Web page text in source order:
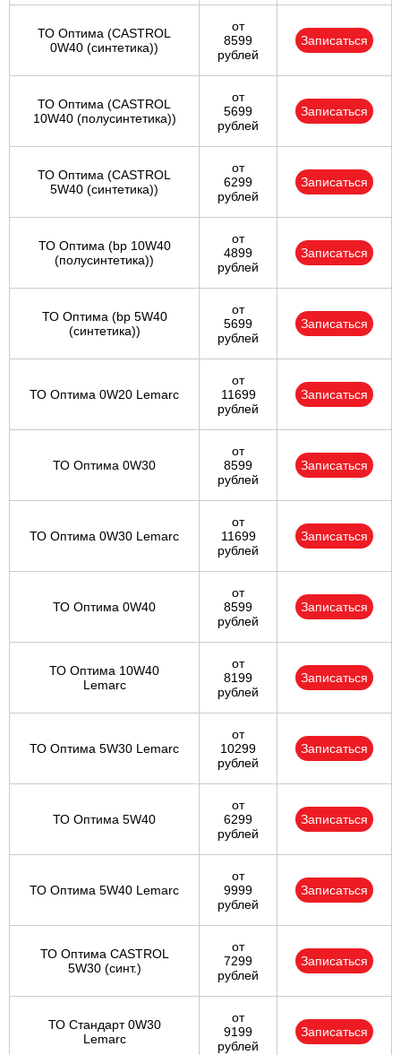
ТО Оптима (CASTROL
0W40 (синтетика))
от
8599
рублей
Записаться
ТО Оптима (CASTROL
10W40 (полусинтетика))
от
5699
рублей
Записаться
ТО Оптима (CASTROL
5W40 (синтетика))
от
6299
рублей
Записаться
ТО Оптима (bp 10W40
(полусинтетика))
от
4899
рублей
Записаться
ТО Оптима (bp 5W40
(синтетика))
от
5699
рублей
Записаться
ТО Оптима 0W20 Lemarc
от
11699
рублей
Записаться
ТО Оптима 0W30
от
8599
рублей
Записаться
ТО Оптима 0W30 Lemarc
от
11699
рублей
Записаться
ТО Оптима 0W40
от
8599
рублей
Записаться
ТО Оптима 10W40
Lemarc
от
8199
рублей
Записаться
ТО Оптима 5W30 Lemarc
от
10299
рублей
Записаться
ТО Оптима 5W40
от
6299
рублей
Записаться
ТО Оптима 5W40 Lemarc
от
9999
рублей
Записаться
ТО Оптима CASTROL
5W30 (синт.)
от
7299
рублей
Записаться
ТО Стандарт 0W30
Lemarc
от
9199
рублей
Записаться